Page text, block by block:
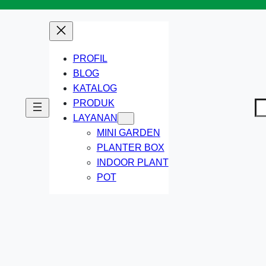
PROFIL
BLOG
KATALOG
PRODUK
LAYANAN
MINI GARDEN
PLANTER BOX
INDOOR PLANT
POT